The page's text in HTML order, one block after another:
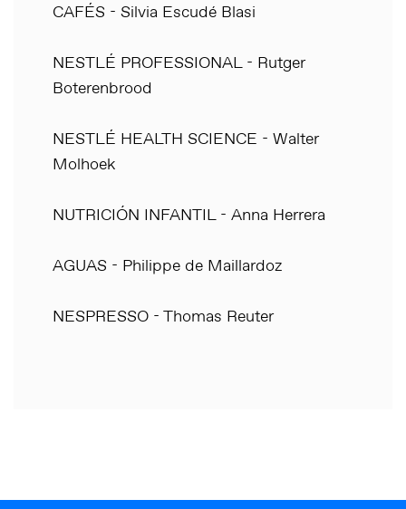
CAFÉS - Silvia Escudé Blasi
NESTLÉ PROFESSIONAL - Rutger
Boterenbrood
NESTLÉ HEALTH SCIENCE - Walter
Molhoek
NUTRICIÓN INFANTIL - Anna Herrera
AGUAS - Philippe de Maillardoz
NESPRESSO - Thomas Reuter